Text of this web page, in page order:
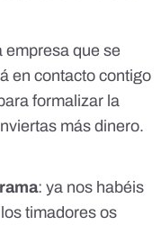
empresa que se
en contacto contigo
formalizar la
más dinero.
: ya nos habéis
timadores os